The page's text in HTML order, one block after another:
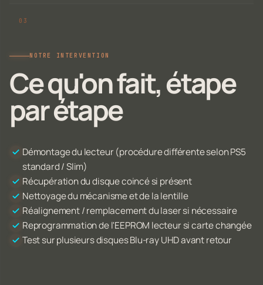
NOTRE INTERVENTION
Ce qu'on fait, étape
par étape
Démontage du lecteur (procédure différente selon PS5
standard / Slim)
Récupération du disque coincé si présent
Nettoyage du mécanisme et de la lentille
Réalignement / remplacement du laser si nécessaire
Reprogrammation de l'EEPROM lecteur si carte changée
Test sur plusieurs disques Blu-ray UHD avant retour